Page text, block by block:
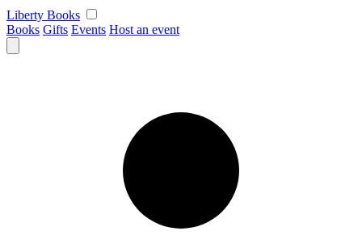
Skip
to
content
Liberty Books
Books Gifts Events Host an event